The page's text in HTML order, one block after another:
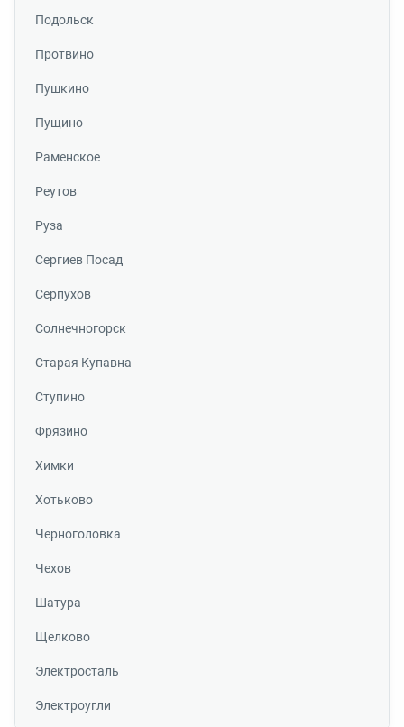
Подольск
Протвино
Пушкино
Пущино
Раменское
Реутов
Руза
Сергиев Посад
Серпухов
Солнечногорск
Старая Купавна
Ступино
Фрязино
Химки
Хотьково
Черноголовка
Чехов
Шатура
Щелково
Электросталь
Электроугли